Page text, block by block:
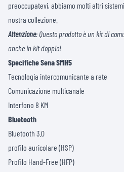
preoccupatevi, abbiamo molti altri
nostra collezione.
Attenzione: Questo prodotto è un kit di
anche in kit doppio!
Specifiche Sena SMH5
Tecnologia intercomunicante a rete
Comunicazione multicanale
Interfono 8 KM
Bluetooth
Bluetooth 3.0
profilo auricolare (HSP)
Profilo Hand-Free (HFP)